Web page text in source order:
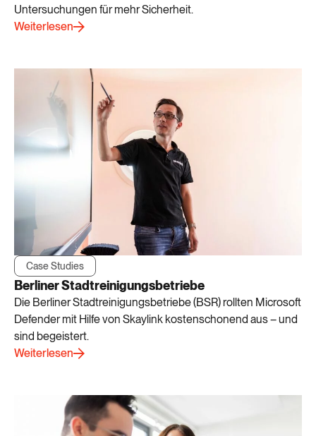
Untersuchungen für mehr Sicherheit.
Weiterlesen
Case Studies
Berliner Stadtreinigungsbetriebe
Die Berliner Stadtreinigungsbetriebe (BSR) rollten Microsoft
Defender mit Hilfe von Skaylink kostenschonend aus – und
sind begeistert.
Weiterlesen